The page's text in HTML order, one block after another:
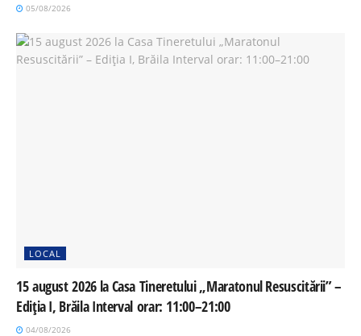
05/08/2026
LOCAL
15 august 2026 la Casa Tineretului „Maratonul Resuscitării” –
Ediția I, Brăila Interval orar: 11:00–21:00
04/08/2026